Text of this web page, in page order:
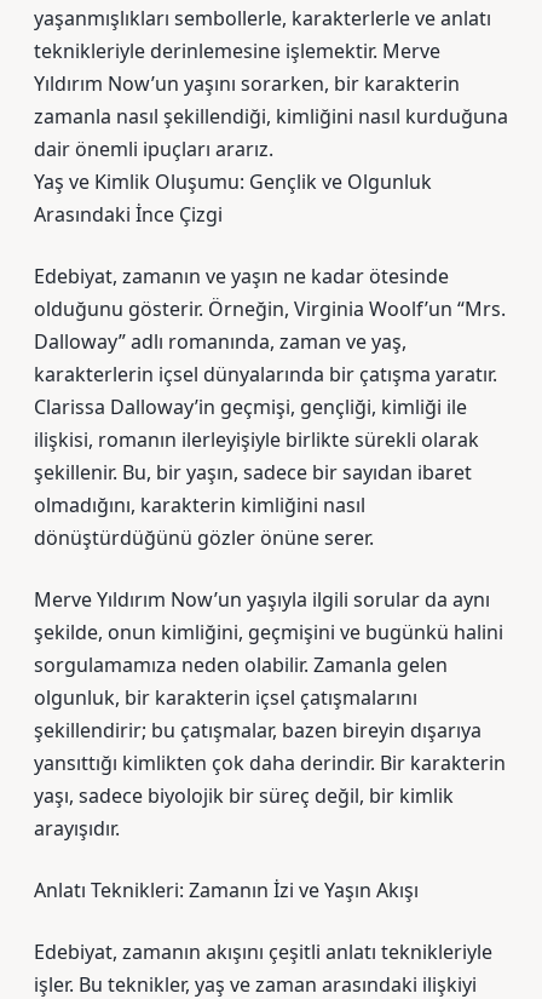
yaşanmışlıkları sembollerle, karakterlerle ve anlatı
teknikleriyle derinlemesine işlemektir. Merve
Yıldırım Now’un yaşını sorarken, bir karakterin
zamanla nasıl şekillendiği, kimliğini nasıl kurduğuna
dair önemli ipuçları ararız.
Yaş ve Kimlik Oluşumu: Gençlik ve Olgunluk
Arasındaki İnce Çizgi
Edebiyat, zamanın ve yaşın ne kadar ötesinde
olduğunu gösterir. Örneğin, Virginia Woolf’un “Mrs.
Dalloway” adlı romanında, zaman ve yaş,
karakterlerin içsel dünyalarında bir çatışma yaratır.
Clarissa Dalloway’in geçmişi, gençliği, kimliği ile
ilişkisi, romanın ilerleyişiyle birlikte sürekli olarak
şekillenir. Bu, bir yaşın, sadece bir sayıdan ibaret
olmadığını, karakterin kimliğini nasıl
dönüştürdüğünü gözler önüne serer.
Merve Yıldırım Now’un yaşıyla ilgili sorular da aynı
şekilde, onun kimliğini, geçmişini ve bugünkü halini
sorgulamamıza neden olabilir. Zamanla gelen
olgunluk, bir karakterin içsel çatışmalarını
şekillendirir; bu çatışmalar, bazen bireyin dışarıya
yansıttığı kimlikten çok daha derindir. Bir karakterin
yaşı, sadece biyolojik bir süreç değil, bir kimlik
arayışıdır.
Anlatı Teknikleri: Zamanın İzi ve Yaşın Akışı
Edebiyat, zamanın akışını çeşitli anlatı teknikleriyle
işler. Bu teknikler, yaş ve zaman arasındaki ilişkiyi